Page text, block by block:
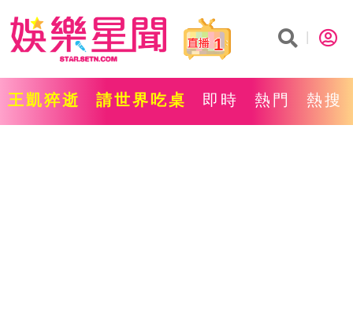
1
王凱猝逝 請世界吃桌 即時 熱門 熱搜